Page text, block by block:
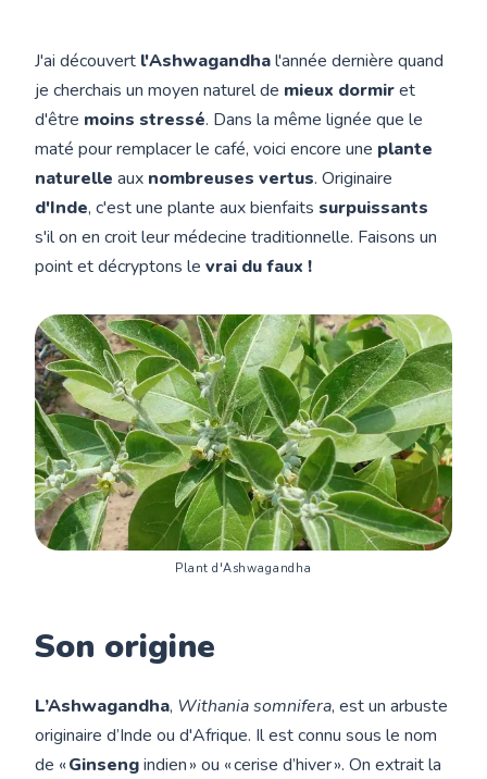
J'ai découvert l'Ashwagandhal'année dernière quand
je cherchais un moyen naturel de mieux dormiret
d'être moins stressé. Dans la même lignée que le
maté pour remplacer le café, voici encore une plante
naturelle aux nombreuses vertus. Originaire
d'Inde, c'est une plante aux bienfaits surpuissants
s'il on en croit leur médecine traditionnelle. Faisons un
point et décryptons levrai du faux !
Plant d'Ashwagandha
Son origine
L’Ashwagandha, Withania somnifera, est un arbuste
originaire d’Inde ou d'Afrique. Il est connu sous le nom
de «Ginsengindien » ou « cerise d’hiver ». On extrait la